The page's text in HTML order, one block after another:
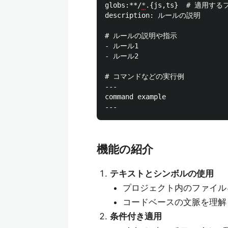
globs: **/* .{js,ts}  # 適用するフ
description: ルールの説明
# ルールの説明や指示
-
-
ルール2
# コマンドなどの実行例
---
command example
機能の紹介
テキストとシンボルの使用
プロジェクト内のファイ
コードベースの文脈を理
条件付き適用